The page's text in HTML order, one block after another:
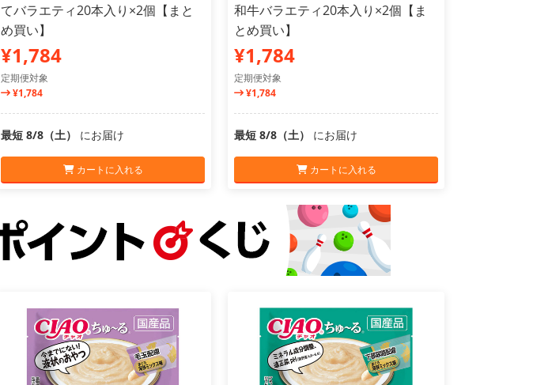
てバラエティ20本入り×2個【まと
め買い】
¥1,784
定期便対象
¥1,784
最短 8/8（土） にお届け
カートに入れる
和牛バラエティ20本入り×2個【ま
とめ買い】
¥1,784
定期便対象
¥1,784
最短 8/8（土） にお届け
カートに入れる